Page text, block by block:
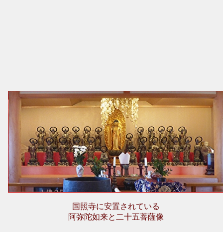
国照寺に安置されている
阿弥陀如来と二十五菩薩像